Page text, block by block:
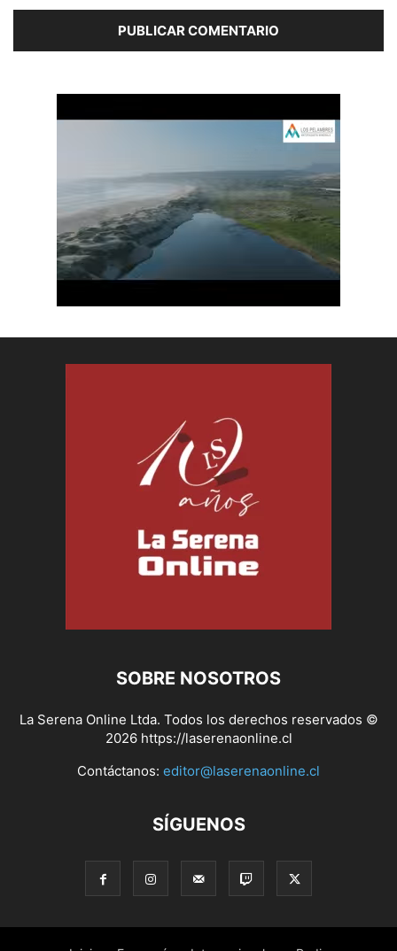
SOBRE NOSOTROS
La Serena Online Ltda. Todos los derechos reservados ©
2026 https://laserenaonline.cl
Contáctanos: editor@laserenaonline.cl
SÍGUENOS